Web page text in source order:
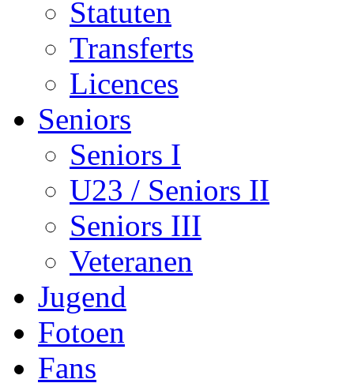
Statuten
Transferts
Licences
Seniors
Seniors I
U23 / Seniors II
Seniors III
Veteranen
Jugend
Fotoen
Fans